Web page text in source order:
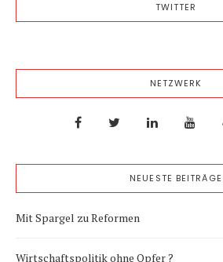
TWITTER
NETZWERK
NEUESTE BEITRÄGE
Mit Spargel zu Reformen
Wirtschaftspolitik ohne Opfer ?